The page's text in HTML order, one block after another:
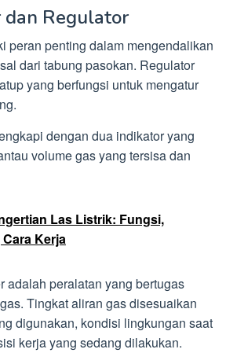
Regulator
peran penting dalam mengendalikan
dari tabung pasokan. Regulator
yang berfungsi untuk mengatur
dengan dua indikator yang
volume gas yang tersisa dan
Las Listrik: Fungsi,
Kerja
adalah peralatan yang bertugas
Tingkat aliran gas disesuaikan
digunakan, kondisi lingkungan saat
kerja yang sedang dilakukan.